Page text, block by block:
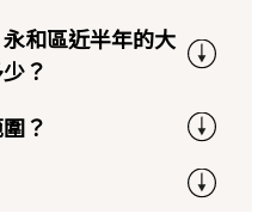
和區近半年的大
？
？